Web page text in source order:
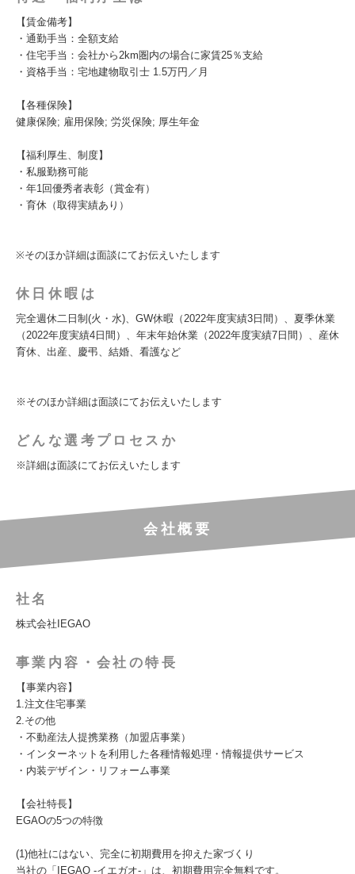
【賃金備考】
・通勤手当：全額支給
・住宅手当：会社から2km圏内の場合に家賃25％支給
・資格手当：宅地建物取引士 1.5万円／月
【各種保険】
健康保険; 雇用保険; 労災保険; 厚生年金
【福利厚生、制度】
・私服勤務可能
・年1回優秀者表彰（賞金有）
・育休（取得実績あり）
※そのほか詳細は面談にてお伝えいたします
休日休暇は
完全週休二日制(火・水)、GW休暇（2022年度実績3日間）、夏季休業
（2022年度実績4日間）、年末年始休業（2022年度実績7日間）、産休
育休、出産、慶弔、結婚、看護など
※そのほか詳細は面談にてお伝えいたします
どんな選考プロセスか
※詳細は面談にてお伝えいたします
会社概要
社名
株式会社IEGAO
事業内容・会社の特長
【事業内容】
1.注文住宅事業
2.その他
・不動産法人提携業務（加盟店事業）
・インターネットを利用した各種情報処理・情報提供サービス
・内装デザイン・リフォーム事業
【会社特長】
EGAOの5つの特徴
(1)他社にはない、完全に初期費用を抑えた家づくり
当社の「IEGAO -イエガオ-」は、初期費用完全無料です。